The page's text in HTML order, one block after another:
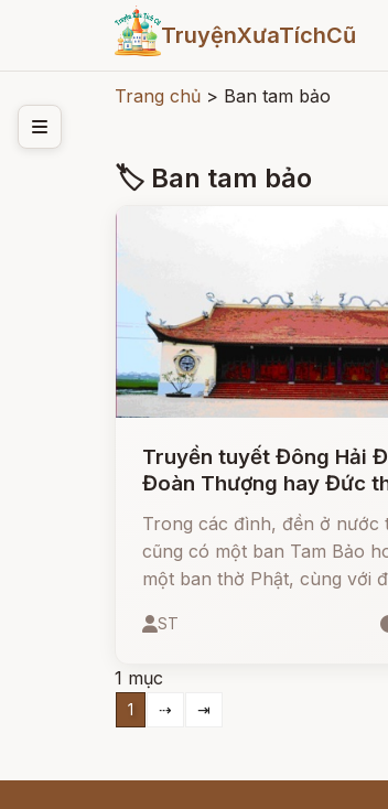
TruyệnXưaTíchCũ
Trang chủ > Ban tam bảo
🏷 Ban tam bảo
Truyền tuyết Đông Hải
Đoàn Thượng hay Đức
Trong các đình, đền ở nước
cũng có một ban Tam Bảo
một ban thờ Phật, cùng với
ST
1 mục
1 ⇢ ⇥